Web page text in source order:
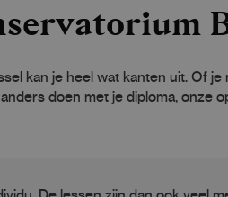
kan je heel wat kanten uit. Of
doen met je diploma, onze